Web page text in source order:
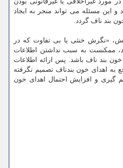
و این مسئله می تواند منجر به ایجاد
بند ناف گردد.
«نگرش خنثی یا بی تفاوت که در
ممکنست به سبب نداشتن اطلاعات
بند ناف باشد. پس ارائه اطلاعات
به اهدای خون بندناف تصمیم نگرفته
گیری و افزایش احتمال اهدای خون